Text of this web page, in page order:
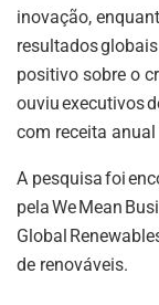
inovação,
resultados
positivo sobre o
ouviu executivos
com receita
A pesquisa foi
pela We Mean
Global
de renováveis.